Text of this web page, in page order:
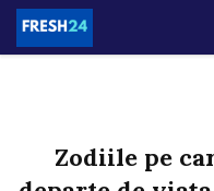
Zodiile pe